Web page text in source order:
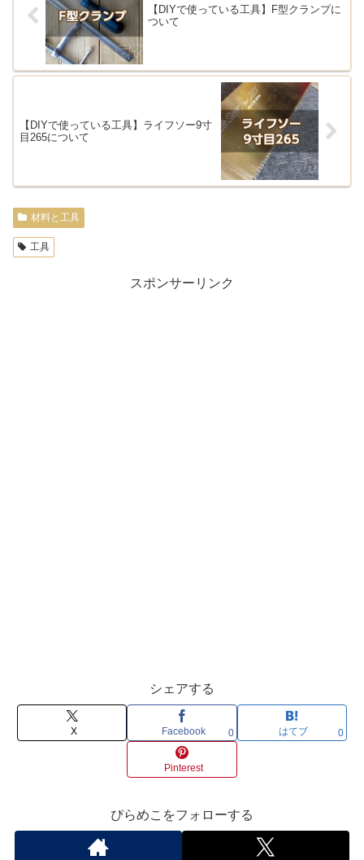
【DIYで使っている工具】F型クランプに
ついて
【DIYで使っている工具】ライフソー9寸
目265について
材料と工具
工具
スポンサーリンク
シェアする
X Facebook 0 はてブ 0
Pinterest
ぴらめこをフォローする